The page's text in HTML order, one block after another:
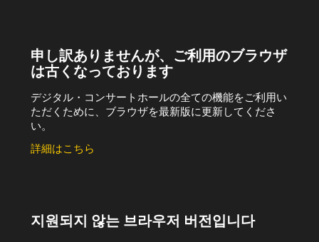
申し訳ありませんが、ご利用のブラウザ
は古くなっております
デジタル・コンサートホールの全ての機能をご利用い
ただくために、ブラウザを最新版に更新してくださ
い。
詳細はこちら
지원되지 않는 브라우저 버전입니다